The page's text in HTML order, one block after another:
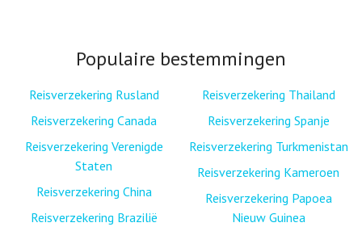
Populaire bestemmingen
Reisverzekering Rusland
Reisverzekering Canada
Reisverzekering Verenigde
Staten
Reisverzekering China
Reisverzekering Brazilië
Reisverzekering Thailand
Reisverzekering Spanje
Reisverzekering Turkmenistan
Reisverzekering Kameroen
Reisverzekering Papoea
Nieuw Guinea